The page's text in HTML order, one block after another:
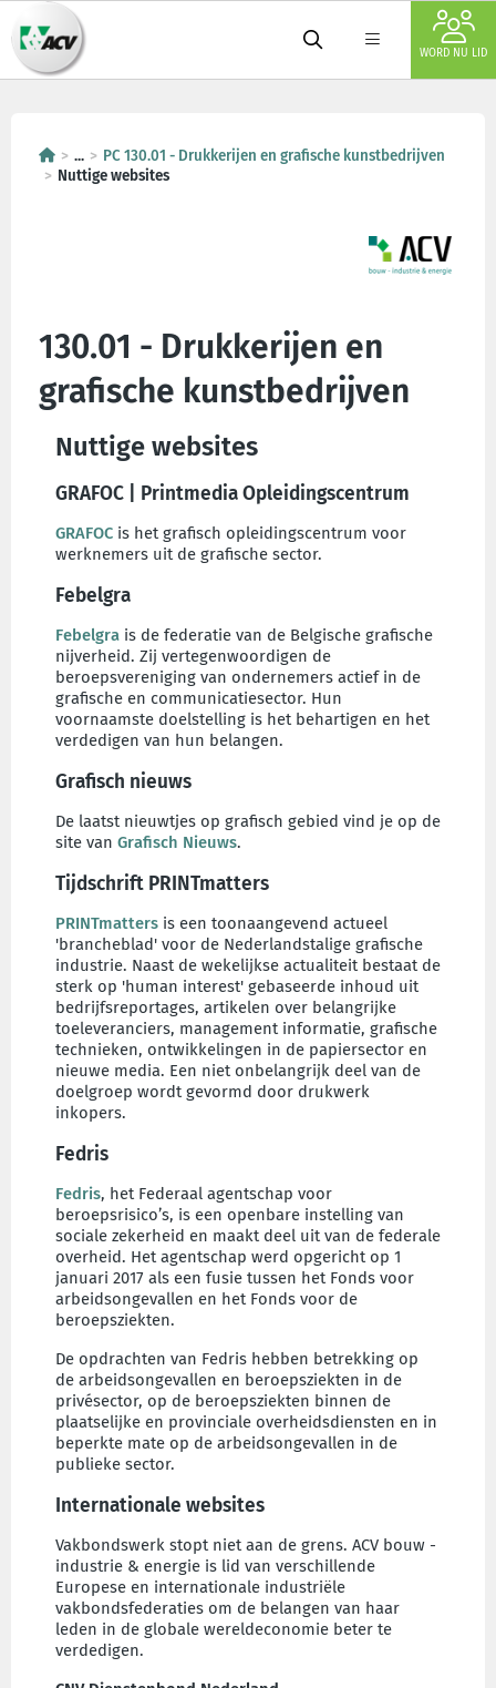
WORD NU LID
...
PC 130.01 - Drukkerijen en grafische kunstbedrijven
Nuttige websites
130.01 - Drukkerijen en
grafische kunstbedrijven
Nuttige websites
GRAFOC | Printmedia Opleidingscentrum
GRAFOC is het grafisch opleidingscentrum voor
werknemers uit de grafische sector.
Febelgra
Febelgra is de federatie van de Belgische grafische
nijverheid. Zij vertegenwoordigen de
beroepsvereniging van ondernemers actief in de
grafische en communicatiesector. Hun
voornaamste doelstelling is het behartigen en het
verdedigen van hun belangen.
Grafisch nieuws
De laatst nieuwtjes op grafisch gebied vind je op de
site van Grafisch Nieuws.
Tijdschrift PRINTmatters
PRINTmatters is een toonaangevend actueel
'brancheblad' voor de Nederlandstalige grafische
industrie. Naast de wekelijkse actualiteit bestaat de
sterk op 'human interest' gebaseerde inhoud uit
bedrijfsreportages, artikelen over belangrijke
toeleveranciers, management informatie, grafische
technieken, ontwikkelingen in de papiersector en
nieuwe media. Een niet onbelangrijk deel van de
doelgroep wordt gevormd door drukwerk
inkopers.
Fedris
Fedris, het Federaal agentschap voor
beroepsrisico’s, is een openbare instelling van
sociale zekerheid en maakt deel uit van de federale
overheid. Het agentschap werd opgericht op 1
januari 2017 als een fusie tussen het Fonds voor
arbeidsongevallen en het Fonds voor de
beroepsziekten.
De opdrachten van Fedris hebben betrekking op
de arbeidsongevallen en beroepsziekten in de
privésector, op de beroepsziekten binnen de
plaatselijke en provinciale overheidsdiensten en in
beperkte mate op de arbeidsongevallen in de
publieke sector.
Internationale websites
Vakbondswerk stopt niet aan de grens. ACV bouw -
industrie & energie is lid van verschillende
Europese en internationale industriële
vakbondsfederaties om de belangen van haar
leden in de globale wereldeconomie beter te
verdedigen.